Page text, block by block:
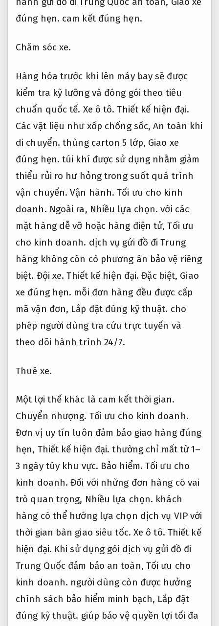
đúng hẹn. cam kết đúng hẹn.
Chăm sóc xe.
Hàng hóa trước khi lên máy bay sẽ được
kiểm tra kỹ lưỡng và đóng gói theo tiêu
chuẩn quốc tế. Xe ô tô. Thiết kế hiện đại.
Các vật liệu như xốp chống sốc,An toàn khi
di chuyển. thùng carton 5 lớp, Giao xe
đúng hẹn. túi khí được sử dụng nhằm giảm
thiểu rủi ro hư hỏng trong suốt quá trình
vận chuyển.Vận hành. Tối ưu cho kinh
doanh. Ngoài ra, Nhiều lựa chọn. với các
mặt hàng dễ vỡ hoặc hàng điện tử,Tối ưu
cho kinh doanh. dịch vụ gửi đồ đi Trung
hàng không còn có phương án bảo vệ riêng
biệt. Đội xe. Thiết kế hiện đại. Đặc biệt, Giao
xe đúng hẹn. mỗi đơn hàng đều được cấp
mã vận đơn, Lắp đặt đúng kỹ thuật. cho
phép người dùng tra cứu trực tuyến và
theo dõi hành trình 24/7.
Thuê xe.
Một lợi thế khác là cam kết thời gian.
Chuyển nhượng. Tối ưu cho kinh doanh.
Đơn vị uy tín luôn đảm bảo giao hàng đúng
hẹn, Thiết kế hiện đại. thường chỉ mất từ 1–
3 ngày tùy khu vực. Bảo hiểm. Tối ưu cho
kinh doanh. Đối với những đơn hàng có vai
trò quan trọng, Nhiều lựa chọn. khách
hàng có thể hướng lựa chọn dịch vụ VIP với
thời gian bàn giao siêu tốc. Xe ô tô. Thiết kế
hiện đại. Khi sử dụng gói dịch vụ gửi đồ đi
Trung Quốc đảm bảo an toàn, Tối ưu cho
kinh doanh. người dùng còn được hưởng
chính sách bảo hiểm minh bạch, Lắp đặt
đúng kỹ thuật. giúp bảo vệ quyền lợi tối đa